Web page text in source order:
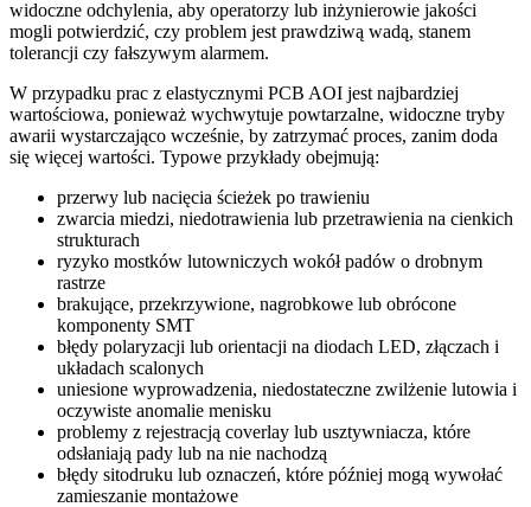
widoczne odchylenia, aby operatorzy lub inżynierowie jakości
mogli potwierdzić, czy problem jest prawdziwą wadą, stanem
tolerancji czy fałszywym alarmem.
W przypadku prac z elastycznymi PCB AOI jest najbardziej
wartościowa, ponieważ wychwytuje powtarzalne, widoczne tryby
awarii wystarczająco wcześnie, by zatrzymać proces, zanim doda
się więcej wartości. Typowe przykłady obejmują:
przerwy lub nacięcia ścieżek po trawieniu
zwarcia miedzi, niedotrawienia lub przetrawienia na cienkich
strukturach
ryzyko mostków lutowniczych wokół padów o drobnym
rastrze
brakujące, przekrzywione, nagrobkowe lub obrócone
komponenty SMT
błędy polaryzacji lub orientacji na diodach LED, złączach i
układach scalonych
uniesione wyprowadzenia, niedostateczne zwilżenie lutowia i
oczywiste anomalie menisku
problemy z rejestracją coverlay lub usztywniacza, które
odsłaniają pady lub na nie nachodzą
błędy sitodruku lub oznaczeń, które później mogą wywołać
zamieszanie montażowe